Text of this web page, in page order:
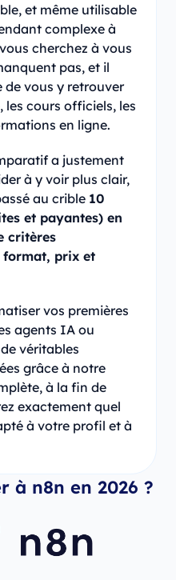
et même utilisable
complexe à
cherchez à vous
pas, et il
vous y retrouver
les cours officiels, les
en ligne.
a justement
à y voir plus clair,
au crible 10
et payantes) en
critères
format, prix et
vos premières
agents IA ou
véritables
grâce à notre
à la fin de
exactement quel
à votre profil et à
à n8n en 2026 ?